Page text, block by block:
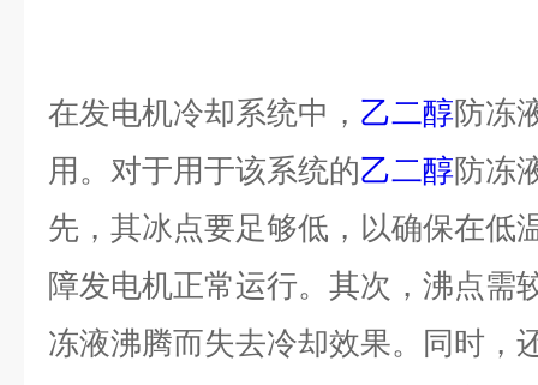
在发电机冷却系统中， 乙二醇防冻
用。对于用于该系统的乙二醇防冻
先，其冰点要足够低，以确保在低
障发电机正常运行。其次，沸点需
冻液沸腾而失去冷却效果。同时，